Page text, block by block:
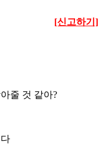
[신고하기]
줄 것 같아?